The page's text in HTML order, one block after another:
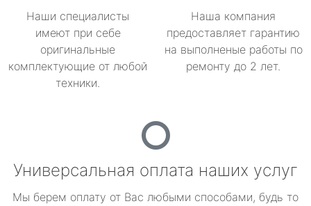
Наши специалисты
имеют при себе
оригинальные
комплектующие от любой
техники.
Наша компания
предоставляет гарантию
на выполненые работы по
ремонту до 2 лет.
Универсальная оплата наших услуг
Мы берем оплату от Вас любыми способами, будь то